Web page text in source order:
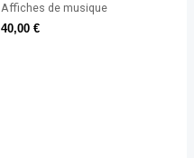
Affiches de musique
40,00 €